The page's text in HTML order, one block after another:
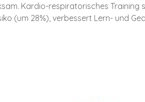
Kardio-respiratorisches Training
(um 28%), verbessert Lern- und